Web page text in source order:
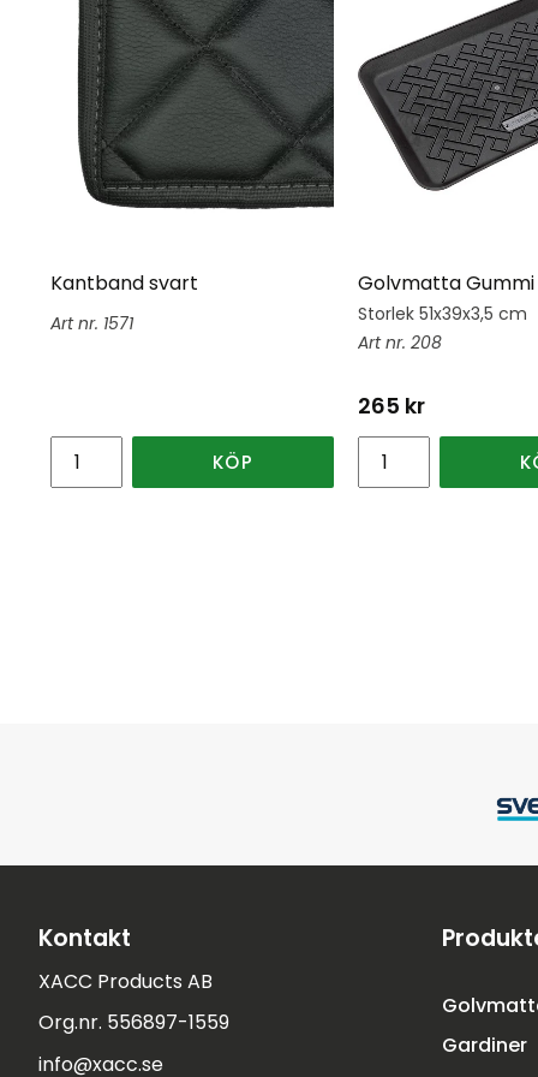
Kantband svart
1571
KÖP
Golvmatta Gummi
Storlek 51x39x3,5 cm
208
265 kr
Kontakt
XACC Products AB
Org.nr. 556897-1559
info@xacc.se
Gardiner